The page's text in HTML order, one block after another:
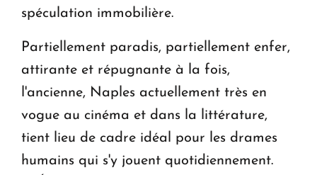
spéculation immobilière.
Partiellement paradis, partiellement enfer,
attirante et répugnante à la fois,
l'ancienne, Naples actuellement très en
vogue au cinéma et dans la littérature,
tient lieu de cadre idéal pour les drames
humains qui s'y jouent quotidiennement.